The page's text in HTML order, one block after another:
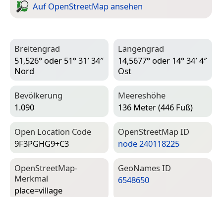
Auf Open­Street­Map ansehen
Breitengrad
51,526° oder 51° 31′ 34″
Nord
Längengrad
14,5677° oder 14° 34′ 4″
Ost
Bevölkerung
1.090
Meereshöhe
136 Meter (446 Fuß)
Open Location Code
9F3PGHG9+C3
Open­Street­Map ID
node 240118225
Open­Street­Map-
Merkmal
place=­village
Geo­Names ID
6548650